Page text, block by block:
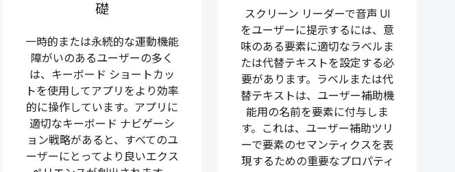
礎
一時的または永続的な運動機能
障がいのあるユーザーの多く
は、キーボード ショートカッ
トを使用してアプリをより効率
的に操作しています。アプリに
適切なキーボード ナビゲーシ
ョン戦略があると、すべてのユ
ーザーにとってより良いエクス
スクリーン リーダーで音声 UI
をユーザーに提示するには、意
味のある要素に適切なラベルま
たは代替テキストを設定する必
要があります。ラベルまたは代
替テキストは、ユーザー補助機
能用の名前を要素に付与しま
す。これは、ユーザー補助ツリ
ーで要素のセマンティクスを表
現するための重要なプロパティ